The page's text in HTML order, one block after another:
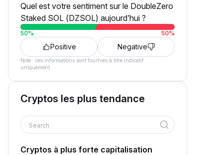
Quel est votre sentiment sur le DoubleZero
Staked SOL (DZSOL) aujourd’hui ?
50% 50%
Positive Negative
Note : ces informations sont fournies à titre indicatif
uniquement.
Cryptos les plus tendance
Search
Cryptos à plus forte capitalisation